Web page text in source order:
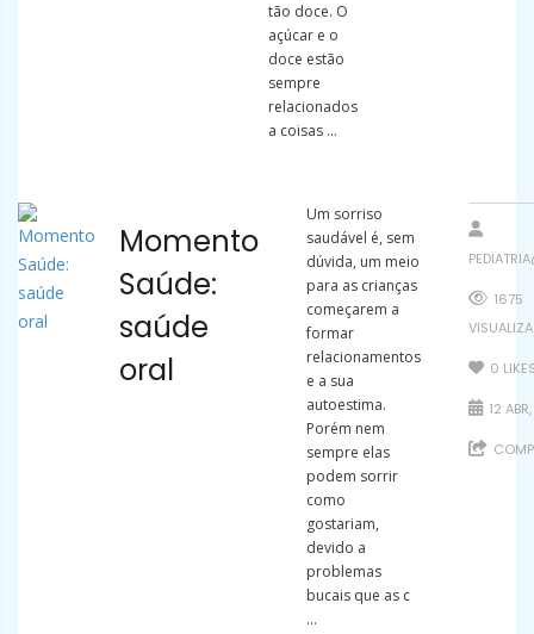
tão doce. O
açúcar e o
doce estão
sempre
relacionados
a coisas ...
Momento
Saúde:
saúde
oral
Um sorriso
saudável é, sem
dúvida, um meio
para as crianças
começarem a
formar
relacionamentos
e a sua
autoestima.
Porém nem
sempre elas
podem sorrir
como
gostariam,
devido a
problemas
bucais que as c
...
1675
0
12